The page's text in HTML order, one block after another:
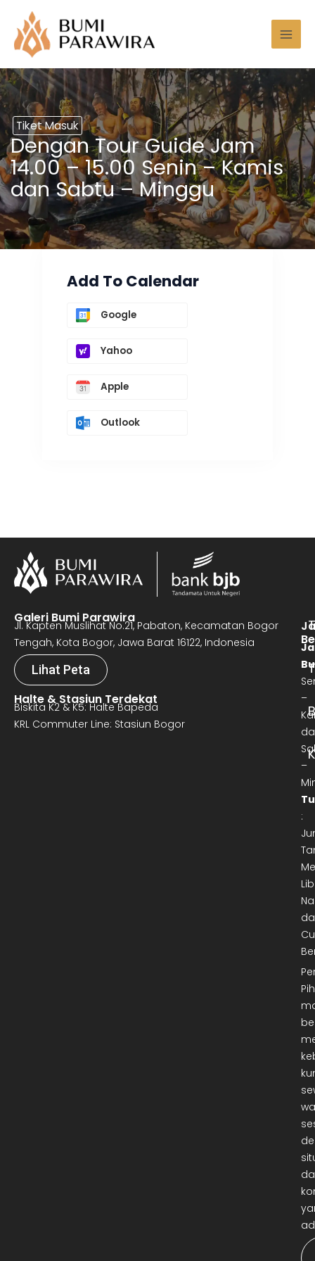
konten
Tiket Masuk
Dengan Tour Guide Jam
14.00 – 15.00 Senin – Kamis
dan Sabtu – Minggu
Add To Calendar
Google
Yahoo
Apple
Outlook
Galeri Bumi Parawira
Jl. Kapten Muslihat No.21, Pabaton, Kecamatan Bogor
Tengah, Kota Bogor, Jawa Barat 16122, Indonesia
Lihat Peta
Halte & Stasiun Terdekat
Biskita K2 & K5: Halte Bapeda
KRL Commuter Line: Stasiun Bogor
–
–
: